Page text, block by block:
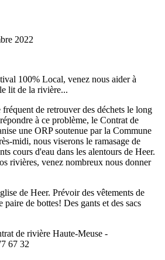
2022
100% Local, venez nous aider à
lit de la rivière...
de retrouver des déchets le long
à ce problème, le Contrat de
une ORP soutenue par la Commune
midi, nous viserons le ramasage de
cours d'eau dans les alentours de Heer.
rivières, venez nombreux nous donner
de Heer. Prévoir des vêtements de
paire de bottes! Des gants et des sacs
de rivière Haute-Meuse -
67 32